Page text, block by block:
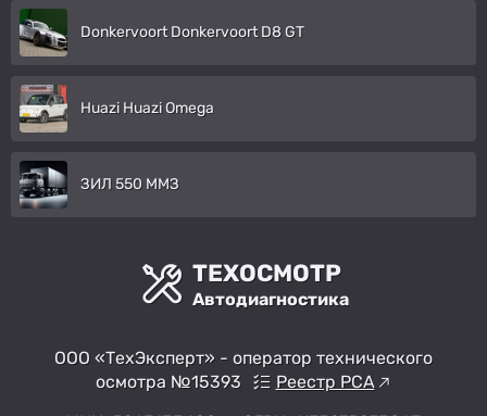
Donkervoort Donkervoort D8 GT
Huazi Huazi Omega
ЗИЛ 550 ММЗ
ТЕХОСМОТР
Автодиагностика
ООО «ТехЭксперт» - оператор технического
осмотра №15393
Реестр РСА